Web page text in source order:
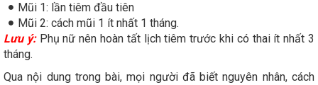
Mũi 1: lần tiêm đầu tiên
Mũi 2: cách mũi 1 ít nhất 1 tháng.
Lưu ý: Phụ nữ nên hoàn tất lịch tiêm trước khi có thai ít nhất 3
tháng.
Qua nội dung trong bài, mọi người đã biết nguyên nhân, cách